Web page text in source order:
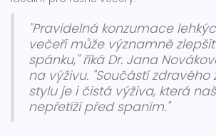
"Pravidelná konzumace
večeři může významně
spánku," říká Dr. Jana
na výživu. "Součástí zdravého
stylu je i čistá výživa, která
nepřetíží před spaním."